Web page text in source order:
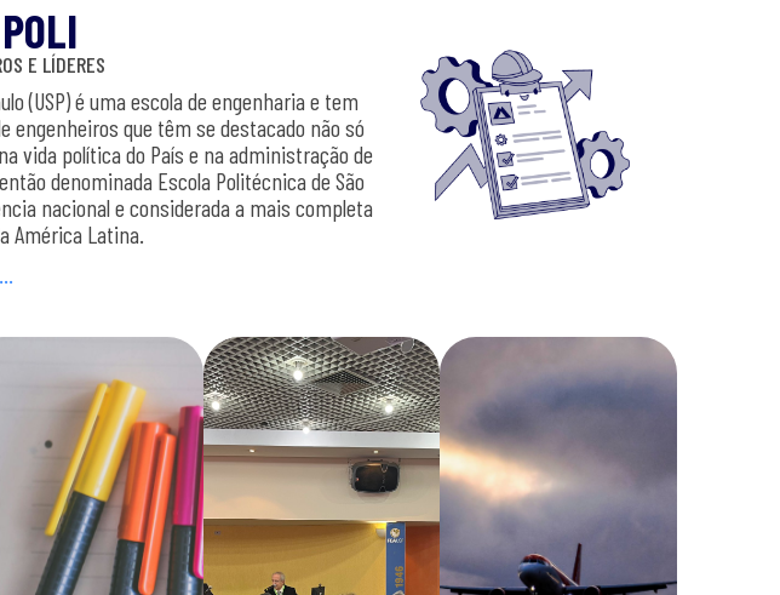
E LÍDERES
(USP) é uma escola de engenharia e tem
engenheiros que têm se destacado não só
vida política do País e na administração de
denominada Escola Politécnica de São
nacional e considerada a mais completa
América Latina.